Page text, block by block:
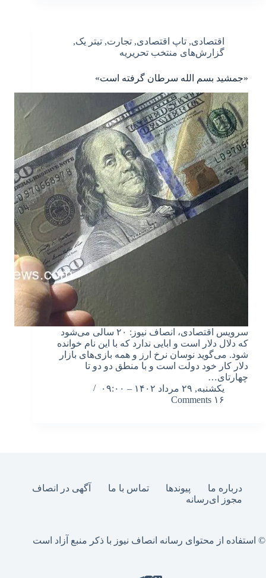
اقتصادی, تاپ اقتصادی, تجارت, تیتر یک,
گزارش‌های منتخب تحریریه
«جمشید بسم الله سرطان گرفته است»
سرویس اقتصادی، انصاف نیوز: ۲۰ سالی می‌شود
که دلال دلار است و ابایی ندارد که با این نام خوانده
شود. می‌گوید نوسان نرخ ارز و همه بازی‌های بازار
دلار کار خود دولت است و با منطق دو دو تا
چهارتای…
یکشنبه, ۲۹ مرداد ۱۴۰۲ – ۰۹:۰۰
۱۶ Comments
درباره ما پیوندها تماس با ما
آگهی در انصاف
مجوز ای‌رسانه
© استفاده از محتوای رسانه انصاف نیوز با ذکر منبع آزاد است